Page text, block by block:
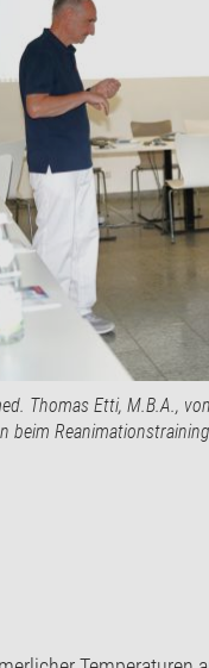
Thomas Etti, M.B.A.,
beim